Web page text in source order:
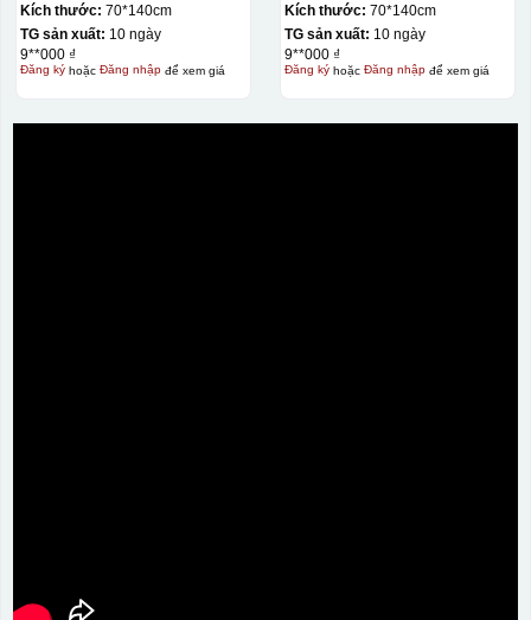
Kích thước: 70*140cm
TG sản xuất: 10 ngày
9**000 ₫
Đăng kýhoặc Đăng nhậpđể xem giá
Kích thước: 70*140cm
TG sản xuất: 10 ngày
9**000 ₫
Đăng kýhoặc Đăng nhậpđể xem giá